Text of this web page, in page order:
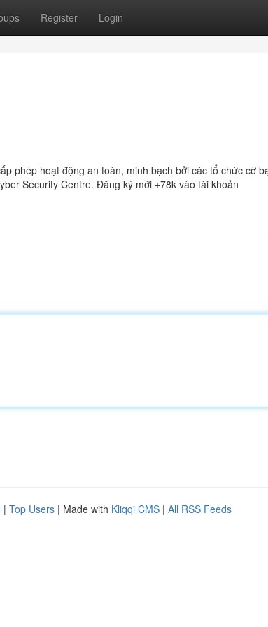
Register Login
phép hoạt động an toàn, minh bạch bởi các tổ chức cờ
Security Centre. Đăng ký mới +78k vào tài khoản
| Top Users | Made with Kliqqi CMS | All RSS Feeds